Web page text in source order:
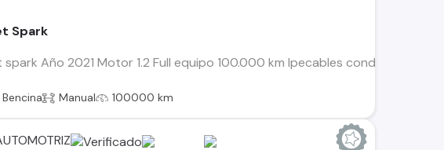
Spark
spark Año 2021 Motor 1.2 Full equipo 100.000 km Ipecables condiciones
Bencina Manual 100000 km